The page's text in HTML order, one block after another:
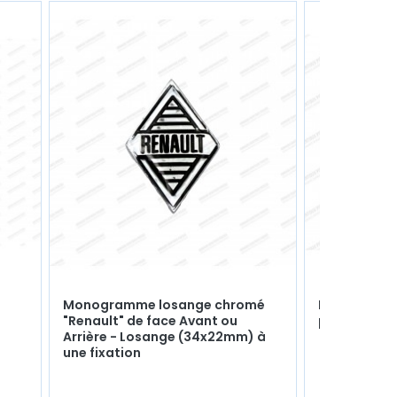
Monogramme losange chromé
"Renault" de face Avant ou
Arrière - Losange (34x22mm) à
une fixation
Bouchon
pompe à